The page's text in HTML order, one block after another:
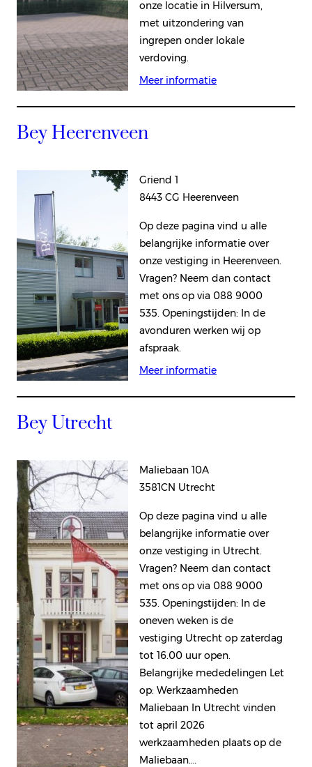
onze locatie in Hilversum,
met uitzondering van
ingrepen onder lokale
verdoving.
Meer informatie
Bey Heerenveen
Griend 1
8443 CG Heerenveen
Op deze pagina vind u alle
belangrijke informatie over
onze vestiging in Heerenveen.
Vragen? Neem dan contact
met ons op via 088 9000
535. Openingstijden: In de
avonduren werken wij op
afspraak.
Meer informatie
Bey Utrecht
Maliebaan 10A
3581CN Utrecht
Op deze pagina vind u alle
belangrijke informatie over
onze vestiging in Utrecht.
Vragen? Neem dan contact
met ons op via 088 9000
535. Openingstijden: In de
oneven weken is de
vestiging Utrecht op zaterdag
tot 16.00 uur open.
Belangrijke mededelingen Let
op: Werkzaamheden
Maliebaan In Utrecht vinden
tot april 2026
werkzaamheden plaats op de
Maliebaan.…